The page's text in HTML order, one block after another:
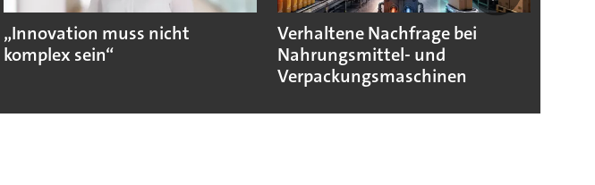
„Innovation muss nicht
komplex sein“
Verhaltene Nachfrage bei
Nahrungsmittel- und
Verpackungsmaschinen